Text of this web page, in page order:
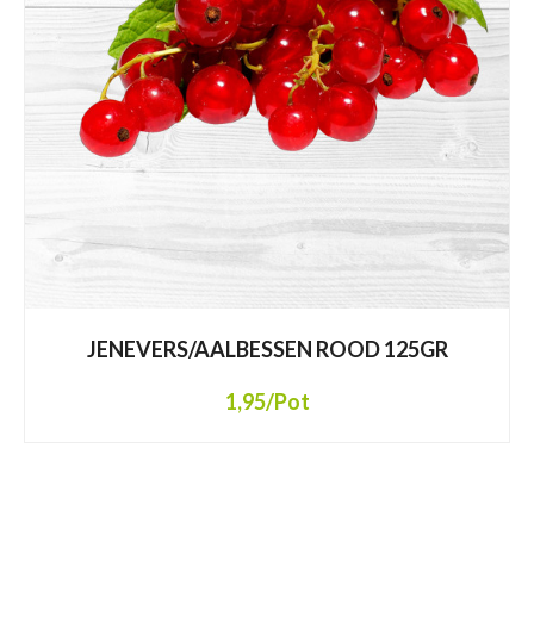
JENEVERS/AALBESSEN ROOD 125GR
1,95/Pot